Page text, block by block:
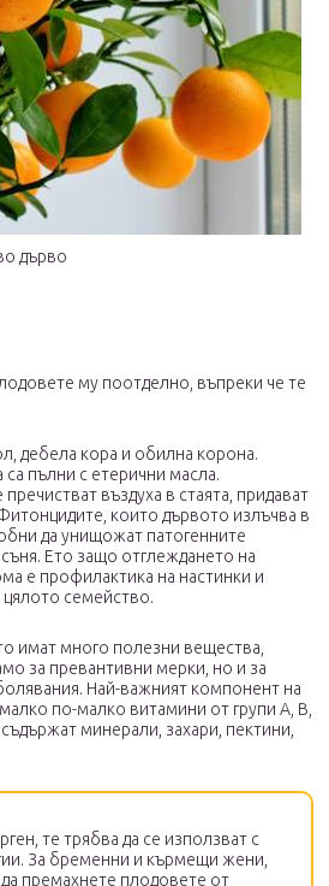
дърво
му поотделно, въпреки че те
дебела кора и обилна корона.
пълни с етерични масла.
въздуха в стаята, придават
които дървото излъчва в
да унищожат патогенните
Ето защо отглеждането на
е профилактика на настинки и
цялото семейство.
имат много полезни вещества,
за превантивни мерки, но и за
Най-важният компонент на
по-малко витамини от групи А, В,
минерали, захари, пектини,
те трябва да се използват с
За бременни и кърмещи жени,
премахнете плодовете от